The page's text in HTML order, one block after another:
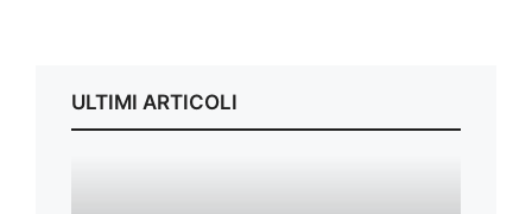
ULTIMI ARTICOLI